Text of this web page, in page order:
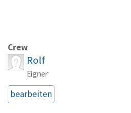
Crew
Rolf
Eigner
bearbeiten